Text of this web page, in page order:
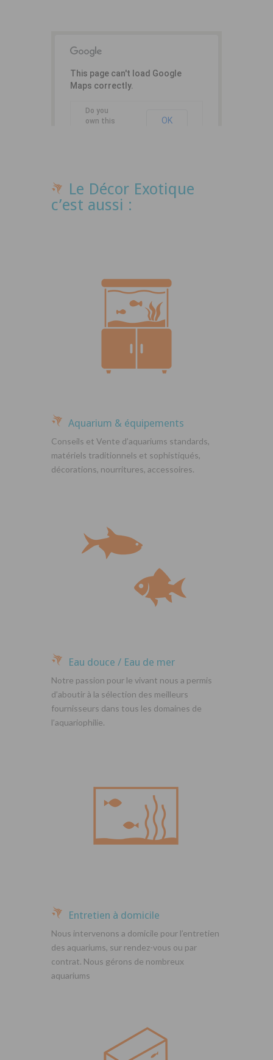
This page can't load Google
Maps correctly.
Do you
own this
OK
Le Décor Exotique
c’est aussi :
Aquarium & équipements
Conseils et Vente d’aquariums standards,
matériels traditionnels et sophistiqués,
décorations, nourritures, accessoires.
Eau douce / Eau de mer
Notre passion pour le vivant nous a permis
d’aboutir à la sélection des meilleurs
fournisseurs dans tous les domaines de
l’aquariophilie.
Entretien à domicile
Nous intervenons a domicile pour l’entretien
des aquariums, sur rendez-vous ou par
contrat. Nous gérons de nombreux
aquariums